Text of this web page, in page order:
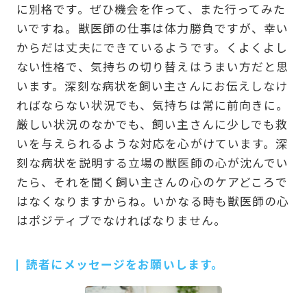
に別格です。ぜひ機会を作って、また行ってみた
いですね。獣医師の仕事は体力勝負ですが、幸い
からだは丈夫にできているようです。くよくよし
ない性格で、気持ちの切り替えはうまい方だと思
います。深刻な病状を飼い主さんにお伝えしなけ
ればならない状況でも、気持ちは常に前向きに。
厳しい状況のなかでも、飼い主さんに少しでも救
いを与えられるような対応を心がけています。深
刻な病状を説明する立場の獣医師の心が沈んでい
たら、それを聞く飼い主さんの心のケアどころで
はなくなりますからね。いかなる時も獣医師の心
はポジティブでなければなりません。
読者にメッセージをお願いします。